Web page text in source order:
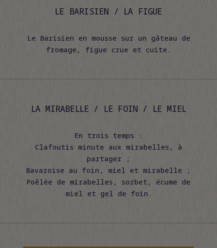
LE BARISIEN / LA FIGUE
Le Barisien en mousse sur un gâteau de
fromage, figue crue et cuite.
LA MIRABELLE / LE FOIN / LE MIEL
En trois temps :
Clafoutis minute aux mirabelles, à
partager ;
Bavaroise au foin, miel et mirabelle ;
Poêlée de mirabelles, sorbet, écume de
miel et gel de foin.